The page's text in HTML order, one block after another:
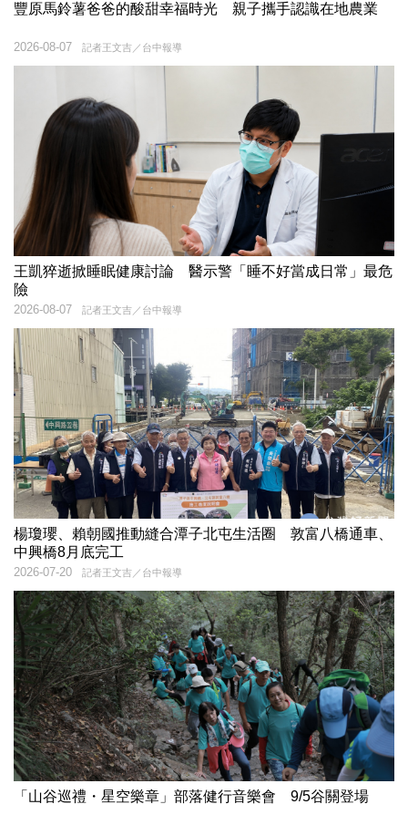
豐原馬鈴薯爸爸的酸甜幸福時光 親子攜手認識在地農業
記者王文吉／台中報導
2026-08-07
王凱猝逝掀睡眠健康討論 醫示警「睡不好當成日常」最危
險
記者王文吉／台中報導
2026-08-07
楊瓊瓔、賴朝國推動縫合潭子北屯生活圈 敦富八橋通車、
中興橋8月底完工
記者王文吉／台中報導
2026-07-20
「山谷巡禮・星空樂章」部落健行音樂會 9/5谷關登場